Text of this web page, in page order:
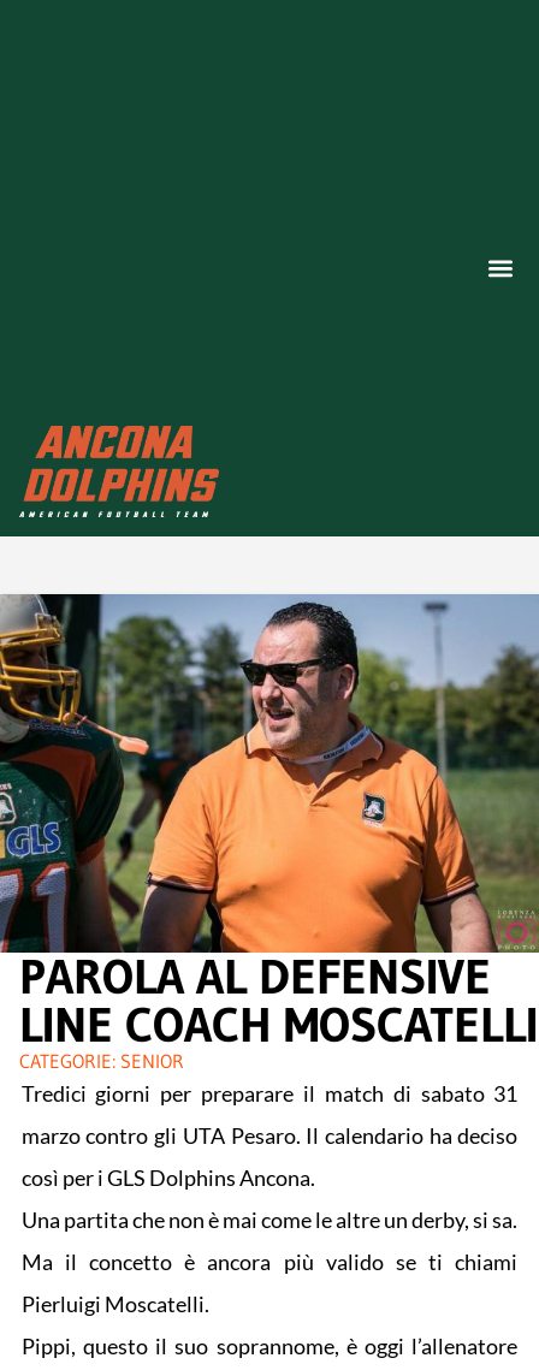
PAROLA AL DEFENSIVE
LINE COACH MOSCATELLI
CATEGORIE: SENIOR
Tredici giorni per preparare il match di sabato 31
marzo contro gli UTA Pesaro. Il calendario ha deciso
così per i GLS Dolphins Ancona.
Una partita che non è mai come le altre un derby, si sa.
Ma il concetto è ancora più valido se ti chiami
Pierluigi Moscatelli.
Pippi, questo il suo soprannome, è oggi l’allenatore